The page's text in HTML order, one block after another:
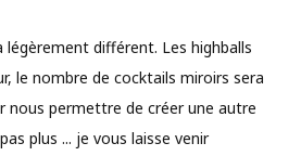
légèrement différent. Les highballs
le nombre de cocktails miroirs sera
nous permettre de créer une autre
plus ... je vous laisse venir